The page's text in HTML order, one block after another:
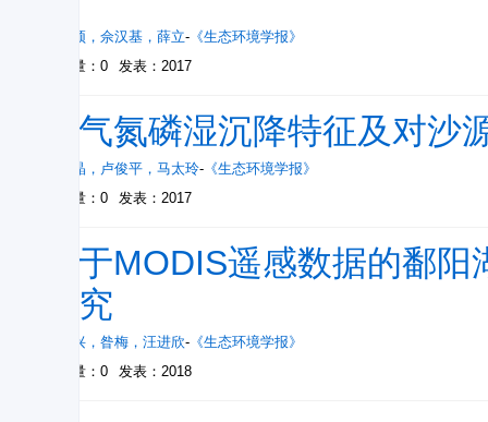
郑欣颖 ， 佘汉基 ， 薛立- 《生态环境学报》
被引量：0
发表：2017
大气氮磷湿沉降特征及对沙
张晓晶 ， 卢俊平 ， 马太玲- 《生态环境学报》
被引量：0
发表：2017
基于MODIS遥感数据的鄱
研究
田振兴 ， 昝梅 ， 汪进欣- 《生态环境学报》
被引量：0
发表：2018